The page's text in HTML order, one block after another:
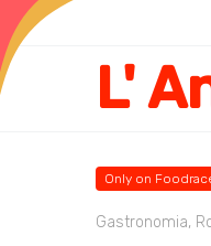
L'
Only on
Gastronomia,